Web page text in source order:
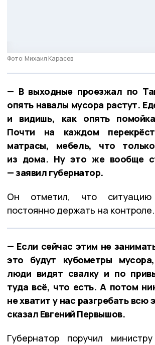
Фото: Михаил Карасев
— В выходные проезжал по
опять навалы мусора растут.
и видишь, как опять
Почти на каждом
матрасы, мебель, что
из дома. Ну это же вообще
— заявил губернатор.
Он отметил, что ситуацию
постоянно держать на контроле.
— Если сейчас этим не
это будут кубометры
люди видят свалку и по
туда всё, что есть. А потом
не хватит у нас разгребать всю
сказал Евгений Первышов.
Губернатор поручил